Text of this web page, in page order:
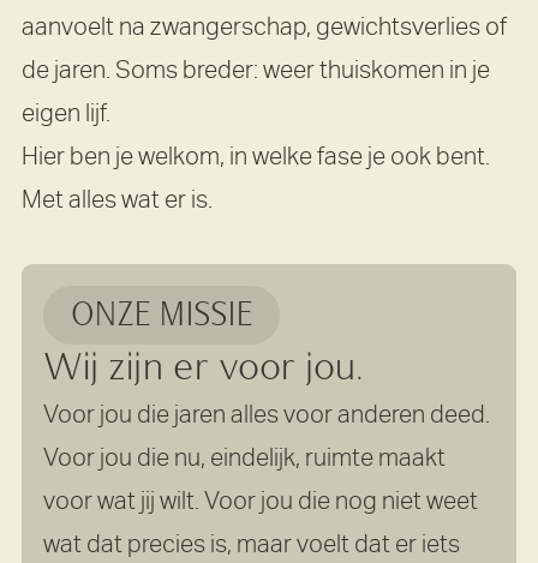
aanvoelt na zwangerschap, gewichtsverlies of
de jaren. Soms breder: weer thuiskomen in je
eigen lijf.
Hier ben je welkom, in welke fase je ook bent.
Met alles wat er is.
ONZE MISSIE
Wij zijn er voor jou.
Voor jou die jaren alles voor anderen deed.
Voor jou die nu, eindelijk, ruimte maakt
voor wat jij wilt. Voor jou die nog niet weet
wat dat precies is, maar voelt dat er iets